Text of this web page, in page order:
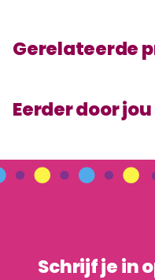
Gerelateerde
Eerder door
Schrijf je in